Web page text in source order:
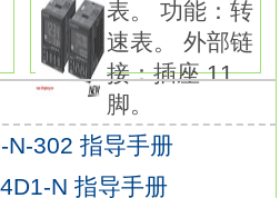
时开关的“新标准型”。
，输出4通道型/年度式
幅提高了作业性。
表。 功能：转
速表。 外部链
接：插座 11
脚。
N-302 指导手册
N 指导手册